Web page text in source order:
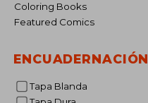
Coloring Books
Featured Comics
ENCUADERNACIÓN
Tapa Blanda